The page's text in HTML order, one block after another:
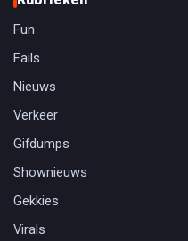
Fun
Fails
Nieuws
Verkeer
Gifdumps
Shownieuws
Gekkies
Virals